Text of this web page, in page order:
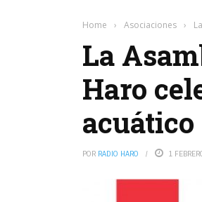
Home › Asociaciones ›
La
Haro
acuático
POR RADIO HARO 1